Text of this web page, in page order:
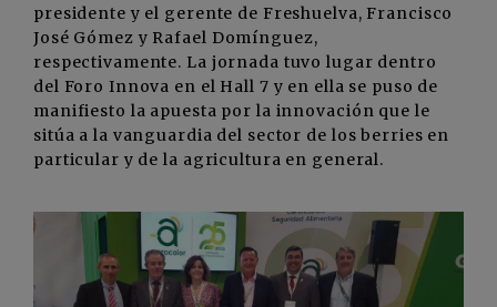
presidente y el gerente de Freshuelva, Francisco
José Gómez y Rafael Domínguez,
respectivamente. La jornada tuvo lugar dentro
del Foro Innova en el Hall 7 y en ella se puso de
manifiesto la apuesta por la innovación que le
sitúa a la vanguardia del sector de los berries en
particular y de la agricultura en general.